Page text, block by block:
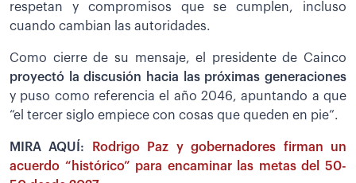
respetan y compromisos que se cumplen, incluso
cuando cambian las autoridades.
Como cierre de su mensaje, el presidente de Cainco
proyectó la discusión hacia las próximas generaciones
y puso como referencia el año 2046, apuntando a que
“el tercer siglo empiece con cosas que queden en pie”.
MIRA AQUÍ:
Rodrigo Paz y gobernadores firman un
acuerdo “histórico” para encaminar las metas del 50-